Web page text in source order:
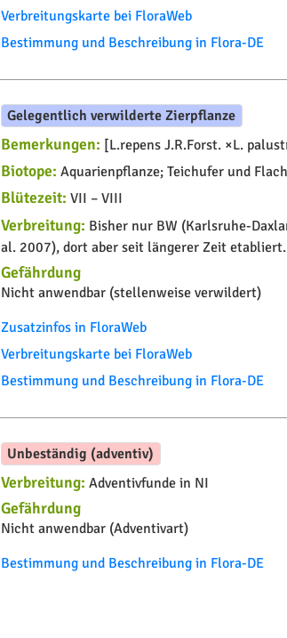
Verbreitungskarte bei FloraWeb
Bestimmung und Beschreibung in Flora-DE
Gelegentlich verwilderte Zierpflanze
Bemerkungen: [L.repens J.R.Forst. ×L.
Biotope: Aquarienpflanze; Teichufer und
Blütezeit: VII – VIII
Verbreitung: Bisher nur BW (Karlsruhe-
al. 2007), dort aber seit längerer Zeit etabliert.
Gefährdung
Nicht anwendbar (stellenweise verwildert)
Zusatzinfos in FloraWeb
Verbreitungskarte bei FloraWeb
Bestimmung und Beschreibung in Flora-DE
Unbeständig (adventiv)
Verbreitung: Adventivfunde in NI
Gefährdung
Nicht anwendbar (Adventivart)
Bestimmung und Beschreibung in Flora-DE